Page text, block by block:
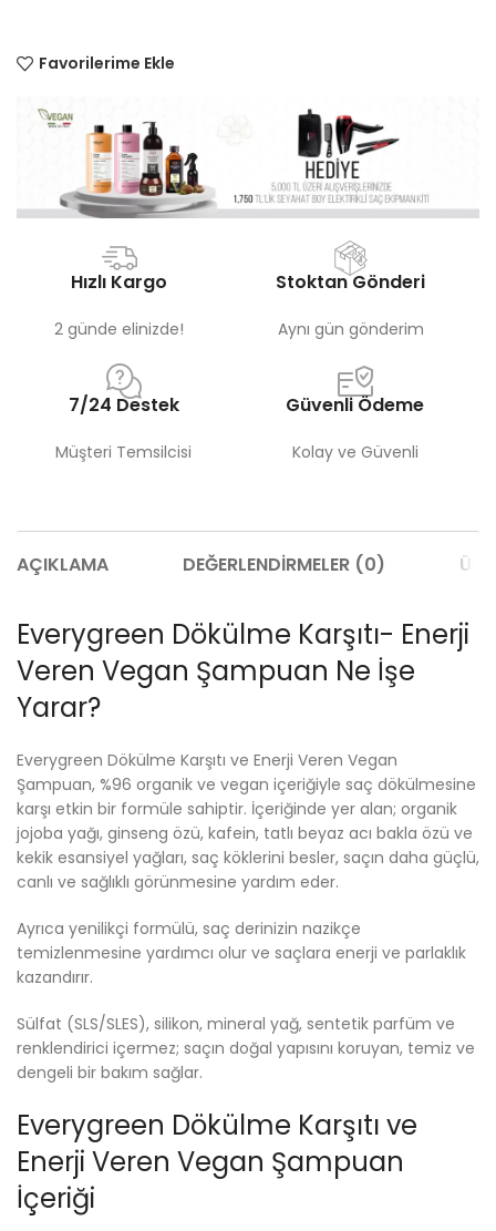
Favorilerime Ekle
Hızlı Kargo
2 günde elinizde!
Stoktan Gönderi
Aynı gün gönderim
7/24 Destek
Müşteri Temsilcisi
Güvenli Ödeme
Kolay ve Güvenli
AÇIKLAMA DEĞERLENDIRMELER (0)
Everygreen Dökülme Karşıtı- Enerji
Veren Vegan Şampuan Ne İşe
Yarar?
Everygreen Dökülme Karşıtı ve Enerji Veren Vegan
Şampuan, %96 organik ve vegan içeriğiyle saç dökülmesine
karşı etkin bir formüle sahiptir. İçeriğinde yer alan; organik
jojoba yağı, ginseng özü, kafein, tatlı beyaz acı bakla özü ve
kekik esansiyel yağları, saç köklerini besler, saçın daha güçlü,
canlı ve sağlıklı görünmesine yardım eder.
Ayrıca yenilikçi formülü, saç derinizin nazikçe
temizlenmesine yardımcı olur ve saçlara enerji ve parlaklık
kazandırır.
Sülfat (SLS/SLES), silikon, mineral yağ, sentetik parfüm ve
renklendirici içermez; saçın doğal yapısını koruyan, temiz ve
dengeli bir bakım sağlar.
Everygreen Dökülme Karşıtı ve
Enerji Veren Vegan Şampuan
İçeriği